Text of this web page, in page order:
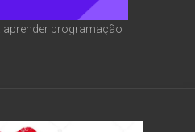
aprender programação